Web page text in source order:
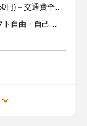
時給1400円(土日祝：時給1450円)＋交通費全額支給
週2日以上 1日4時間以上 シフト自由・自己申告